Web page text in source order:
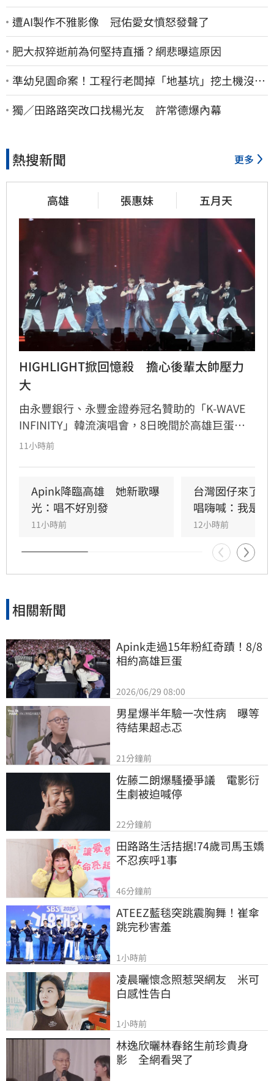
遭AI製作不雅影像 冠佑愛女憤怒發聲了
肥大叔猝逝前為何堅持直播？網悲曝這原因
準幼兒園命案！工程行老闆掉「地基坑」挖土機沒看
到…下土石活埋他
獨／田路路突改口找楊光友 許常德爆內幕
熱搜新聞 更多
高雄 張惠妹 五月天
HIGHLIGHT掀回憶殺　擔心後輩太帥壓力
大
由永豐銀行、永豐金證券冠名贊助的「K-WAVE
INFINITY」韓流演唱會，8日晚間於高雄巨蛋熱
力開唱，集結NEWBEAT、FLARE U、CRAVITY、
熱情應援，尖叫與歡呼聲一路未停，最後由
HIGHLIGHT壓軸接管舞台，將現場氣氛推向最高
潮。
11小時前
Apink降臨高雄　她新歌曝
光：唱不好別發
11小時前
台灣囡仔來了
唱嗨喊：我是誰
12小時前
相關新聞
Apink走過15年粉紅奇蹟！8/8
相約高雄巨蛋
2026/06/29 08:00
男星爆半年驗一次性病　曝等
待結果超忐忑
21分鐘前
佐藤二朗爆騷擾爭議　電影衍
生劇被迫喊停
22分鐘前
田路路生活拮据!74歲司馬玉嬌
不忍疾呼1事
46分鐘前
ATEEZ藍毯突跳震胸舞！崔傘
跳完秒害羞
1小時前
凌晨曬懷念照惹哭網友　米可
白感性告白
1小時前
林逸欣曬林春銘生前珍貴身
影　全網看哭了